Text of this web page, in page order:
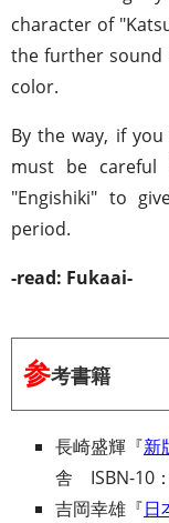
character of
the further sound
color.
By the way, if
must be careful
"Engishiki" to
period.
-read: Fukaai-
参考書籍
長崎盛輝『新
舎 ISBN-10
吉岡幸雄『日